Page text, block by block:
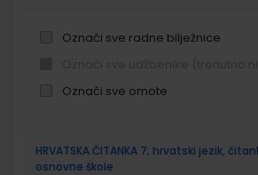
Označi sve radne bilježnice
Označi sve omote
proizvodi
HRVATSKA ČITANKA 7; hrvatski jezik,
osnovne škole